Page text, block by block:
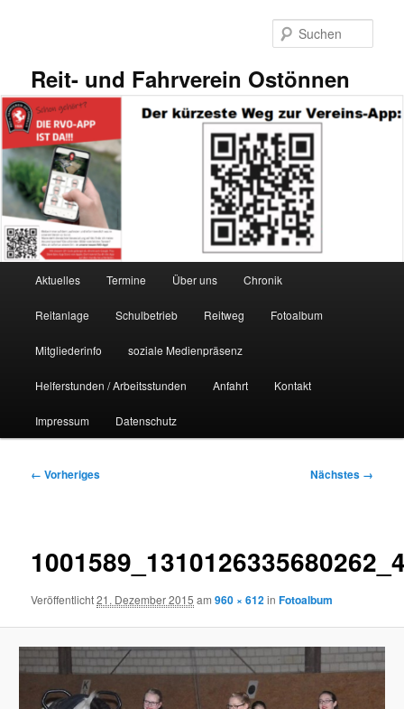
Reit- und Fahrverein Ostönnen
Aktuelles Termine Über uns Chronik
Reitanlage Schulbetrieb Reitweg Fotoalbum
Mitgliederinfo soziale Medienpräsenz
Helferstunden / Arbeitsstunden Anfahrt Kontakt
Impressum Datenschutz
Bilder-
← Vorheriges Nächstes →
Veröffentlicht21. Dezember 2015 am960 × 612inFotoalbum